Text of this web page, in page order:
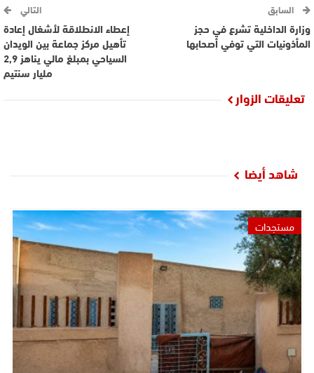
السابق
وزارة الداخلية تشرع في حجز
المأذونيات التي توفي أصحابها
التالي
إعطاء الانطلاقة لأشغال إعادة
تأهيل مركز جماعة بين الويدان
السياحي بمبلغ مالي يناهز 2,9
مليار سنتيم
تعليقات الزوار
شاهد أيضا
مستجدات